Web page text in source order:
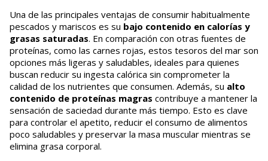
Una de las principales ventajas de consumir habitualmente
pescados y mariscos es su bajo contenido en calorías y
grasas saturadas. En comparación con otras fuentes de
proteínas, como las carnes rojas, estos tesoros del mar son
opciones más ligeras y saludables, ideales para quienes
buscan reducir su ingesta calórica sin comprometer la
calidad de los nutrientes que consumen. Además, su alto
contenido de proteínas magras contribuye a mantener la
sensación de saciedad durante más tiempo. Esto es clave
para controlar el apetito, reducir el consumo de alimentos
poco saludables y preservar la masa muscular mientras se
elimina grasa corporal.